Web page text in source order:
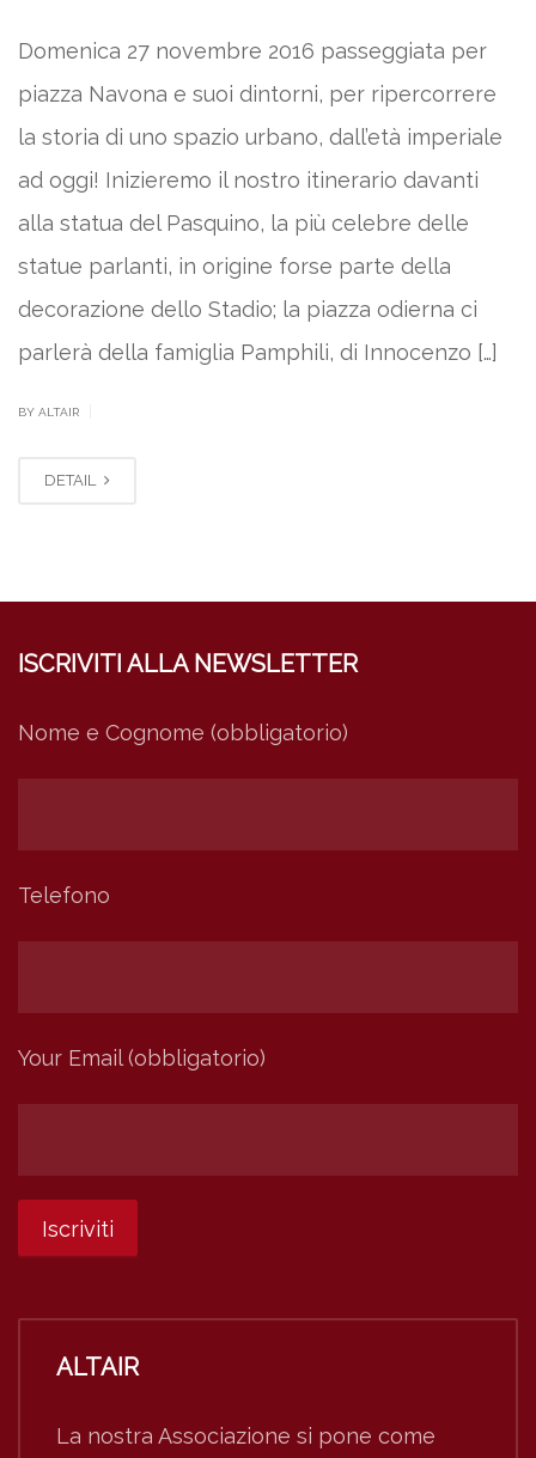
Domenica 27 novembre 2016 passeggiata per
piazza Navona e suoi dintorni, per ripercorrere
la storia di uno spazio urbano, dall’età imperiale
ad oggi! Inizieremo il nostro itinerario davanti
alla statua del Pasquino, la più celebre delle
statue parlanti, in origine forse parte della
decorazione dello Stadio; la piazza odierna ci
parlerà della famiglia Pamphili, di Innocenzo […]
BY ALTAIR
DETAIL
ISCRIVITI ALLA NEWSLETTER
Nome e Cognome (obbligatorio)
Telefono
Your Email (obbligatorio)
ALTAIR
La nostra Associazione si pone come